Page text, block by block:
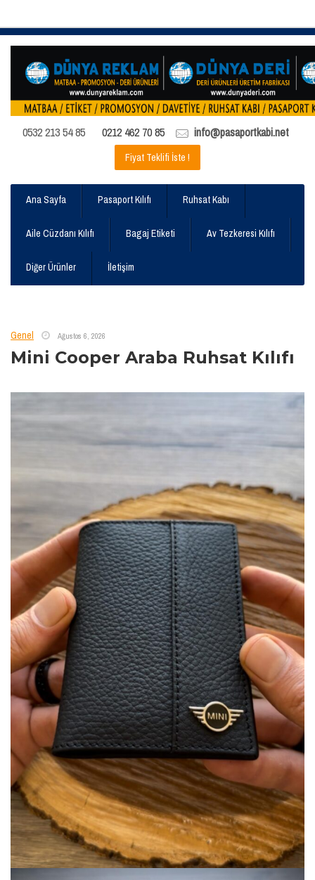
0532 213 54 85 0212 462 70 85 info@pasaportkabi.net
Fiyat Teklifi İste !
Ana Sayfa Pasaport Kılıfı Ruhsat Kabı
Aile Cüzdanı Kılıfı Bagaj Etiketi Av Tezkeresi Kılıfı
Diğer Ürünler İletişim
Genel Ağustos 6, 2026
Mini Cooper Araba Ruhsat Kılıfı